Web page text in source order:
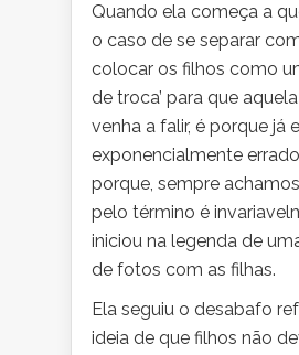
Quando ela começa a
o caso de se separar
colocar os filhos como
de troca’ para que
venha a falir, é porque já
exponencialmente
porque, sempre
pelo término é
iniciou na legenda de
de fotos com as filhas.
Ela seguiu o desabafo
ideia de que filhos não